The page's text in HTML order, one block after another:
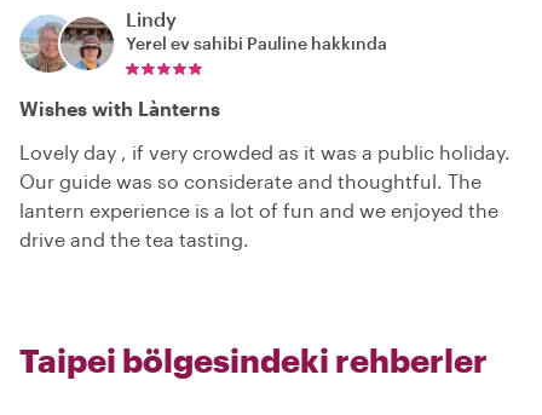
Lindy
Yerel ev sahibi Pauline hakkında
Wishes with Lànterns
Lovely day , if very crowded as it was a public holiday.
Our guide was so considerate and thoughtful. The
lantern experience is a lot of fun and we enjoyed the
drive and the tea tasting.
Taipei bölgesindeki rehberler